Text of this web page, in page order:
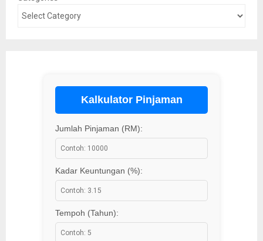
Kalkulator Pinjaman
Jumlah Pinjaman (RM):
Kadar Keuntungan (%):
Tempoh (Tahun):